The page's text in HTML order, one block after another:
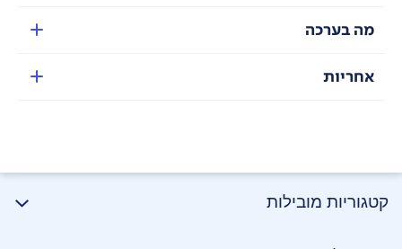
מה בערכה
אחריות
קטגוריות מובילות